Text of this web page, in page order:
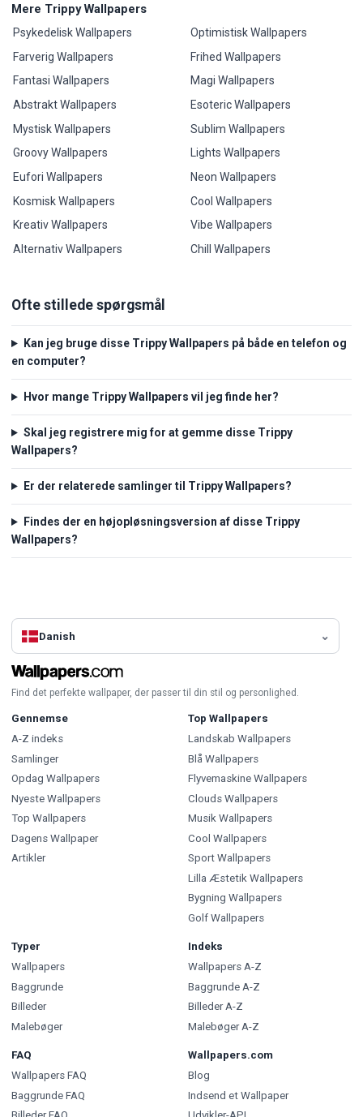
Mere Trippy Wallpapers
Psykedelisk Wallpapers
Farverig Wallpapers
Fantasi Wallpapers
Abstrakt Wallpapers
Mystisk Wallpapers
Groovy Wallpapers
Eufori Wallpapers
Kosmisk Wallpapers
Kreativ Wallpapers
Alternativ Wallpapers
Optimistisk Wallpapers
Frihed Wallpapers
Magi Wallpapers
Esoteric Wallpapers
Sublim Wallpapers
Lights Wallpapers
Neon Wallpapers
Cool Wallpapers
Vibe Wallpapers
Chill Wallpapers
Ofte stillede spørgsmål
Kan jeg bruge disse Trippy Wallpapers på både en telefon og
en computer?
Hvor mange Trippy Wallpapers vil jeg finde her?
Skal jeg registrere mig for at gemme disse Trippy
Wallpapers?
Er der relaterede samlinger til Trippy Wallpapers?
Findes der en højopløsningsversion af disse Trippy
Wallpapers?
Danish
Find det perfekte wallpaper, der passer til din stil og personlighed.
Gennemse
A-Z indeks
Samlinger
Opdag Wallpapers
Nyeste Wallpapers
Top Wallpapers
Dagens Wallpaper
Artikler
Top Wallpapers
Landskab Wallpapers
Blå Wallpapers
Flyvemaskine Wallpapers
Clouds Wallpapers
Musik Wallpapers
Cool Wallpapers
Sport Wallpapers
Lilla Æstetik Wallpapers
Bygning Wallpapers
Golf Wallpapers
Typer
Wallpapers
Baggrunde
Billeder
Malebøger
Indeks
Wallpapers A-Z
Baggrunde A-Z
Billeder A-Z
Malebøger A-Z
FAQ
Wallpapers FAQ
Baggrunde FAQ
Wallpapers.com
Blog
Indsend et Wallpaper